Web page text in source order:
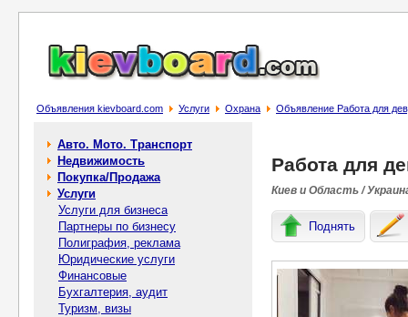
Объявления kievboard.com Услуги Охрана Объявление Работа для
Авто. Мото. Транспорт
Недвижимость
Покупка/Продажа
Услуги
Услуги для бизнеса
Партнеры по бизнесу
Полиграфия, реклама
Юридические услуги
Финансовые
Бухгалтерия, аудит
Туризм, визы
Работа для
Киев и Область /
Поднять